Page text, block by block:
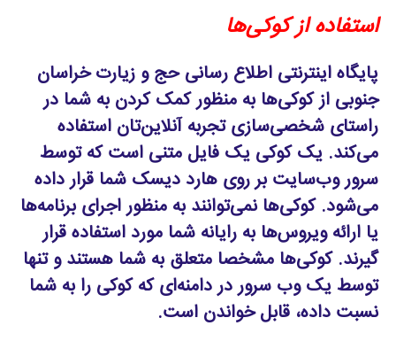
استفاده از کوکی‌ها
پایگاه اینترنتی اطلاع رسانی حج و زیارت خراسان
جنوبی از کوکی‌ها به منظور کمک کردن به شما در
راستای شخصی‌سازی تجربه آنلاین‌تان استفاده
می‌کند. یک کوکی یک فایل متنی است که توسط
سرور وب‌سایت بر روی هارد دیسک شما قرار داده
می‌شود. کوکی‌ها نمی‌توانند به منظور اجرای برنامه‌ها
یا ارائه ویروس‌ها به رایانه شما مورد استفاده قرار
گیرند. کوکی‌ها مشخصا متعلق به شما هستند و تنها
توسط یک وب سرور در دامنه‌ای که کوکی را به شما
نسبت داده، قابل خواندن است.